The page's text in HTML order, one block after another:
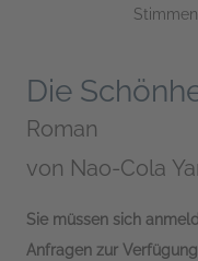
Die
Roman
von Nao-Cola
Sie müssen sich
Anfragen zur